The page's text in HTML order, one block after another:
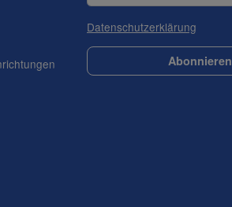
Datenschutzerklärung
Abonnieren